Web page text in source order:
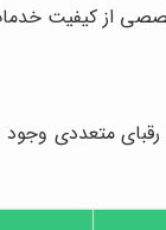
از کیفیت
متعددی وجود